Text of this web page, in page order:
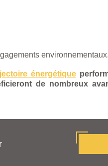
environnementaux.
énergétique
de nombreux